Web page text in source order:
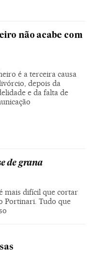
não acabe com
é a terceira causa
depois da
e da falta de
de grana
mais difícil que cortar
Portinari. Tudo que